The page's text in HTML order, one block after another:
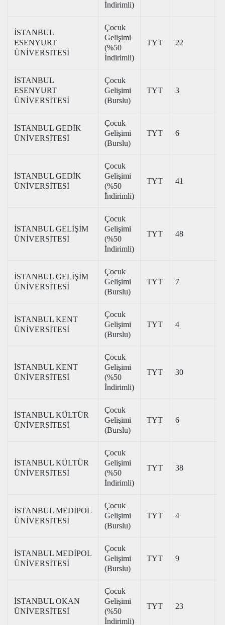
İndirimli)
İSTANBUL
ESENYURT
ÜNİVERSİTESİ
Çocuk
Gelişimi
(%50
İndirimli)
TYT 22
İSTANBUL
ESENYURT
ÜNİVERSİTESİ
Çocuk
Gelişimi
(Burslu)
TYT 3
İSTANBUL GEDİK
ÜNİVERSİTESİ
Çocuk
Gelişimi
(Burslu)
TYT 6
İSTANBUL GEDİK
ÜNİVERSİTESİ
Çocuk
Gelişimi
(%50
İndirimli)
TYT 41
İSTANBUL GELİŞİM
ÜNİVERSİTESİ
Çocuk
Gelişimi
(%50
İndirimli)
TYT 48
İSTANBUL GELİŞİM
ÜNİVERSİTESİ
Çocuk
Gelişimi
(Burslu)
TYT 7
İSTANBUL KENT
ÜNİVERSİTESİ
Çocuk
Gelişimi
(Burslu)
TYT 4
İSTANBUL KENT
ÜNİVERSİTESİ
Çocuk
Gelişimi
(%50
İndirimli)
TYT 30
İSTANBUL KÜLTÜR
ÜNİVERSİTESİ
Çocuk
Gelişimi
(Burslu)
TYT 6
İSTANBUL KÜLTÜR
ÜNİVERSİTESİ
Çocuk
Gelişimi
(%50
İndirimli)
TYT 38
İSTANBUL MEDİPOL
ÜNİVERSİTESİ
Çocuk
Gelişimi
(Burslu)
TYT 4
İSTANBUL MEDİPOL
ÜNİVERSİTESİ
Çocuk
Gelişimi
(Burslu)
TYT 9
İSTANBUL OKAN
ÜNİVERSİTESİ
Çocuk
Gelişimi
(%50
İndirimli)
TYT 23